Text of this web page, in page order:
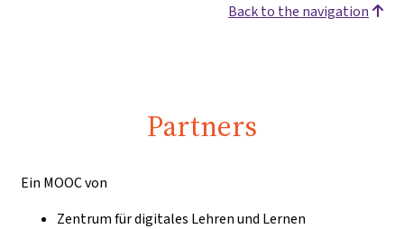
Back to the navigation
Partners
Ein MOOC von
Zentrum für digitales Lehren und Lernen